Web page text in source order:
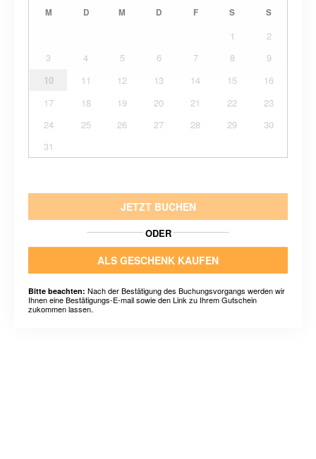
M D M D F S S
1
2
3
4 5 6 7 8
9
10
11 12 13 14 15
16
17
18 19 20 21 22
23
24
25 26 27 28 29
30
31
JETZT BUCHEN
ODER
ALS GESCHENK KAUFEN
Bitte beachten: Nach der Bestätigung des Buchungsvorgangs werden wir
Ihnen eine Bestätigungs-E-mail sowie den Link zu Ihrem Gutschein
zukommen lassen.